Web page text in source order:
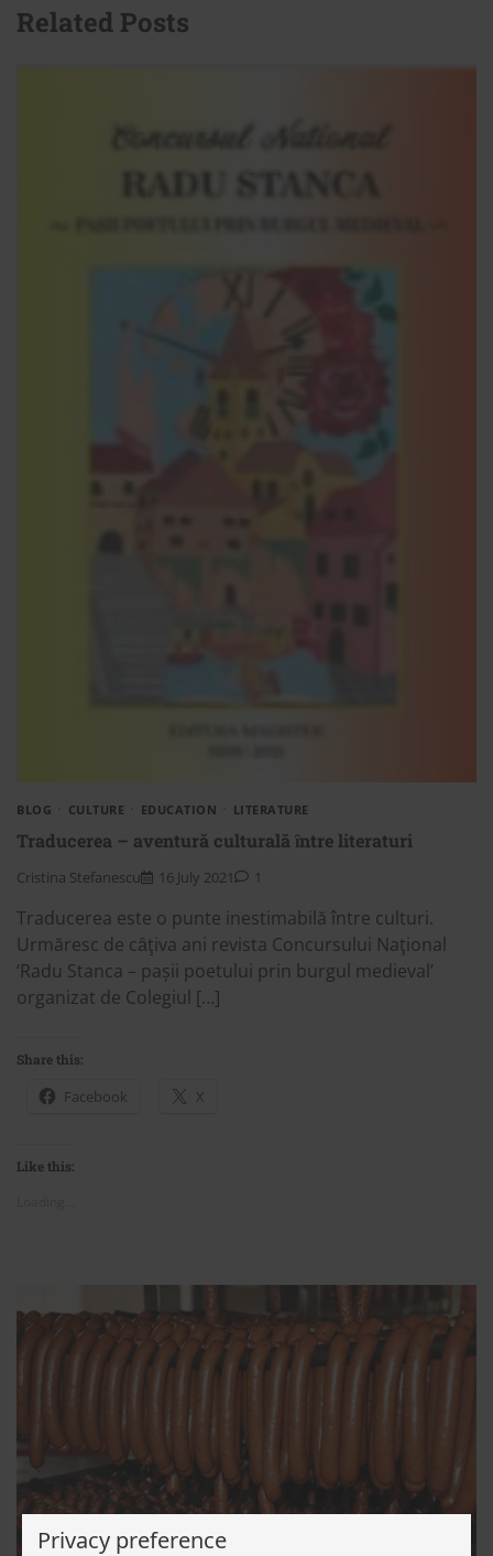
Related Posts
BLOG CULTURE EDUCATION LITERATURE
Traducerea – aventură culturală ȋntre literaturi
Cristina Stefanescu 16 July 2021 1
Traducerea este o punte inestimabilă între culturi.
Urmăresc de cȃţiva ani revista Concursului Naţional
‘Radu Stanca – pașii poetului prin burgul medieval’
organizat de Colegiul […]
Share this:
Facebook X
Like this:
Privacy preference